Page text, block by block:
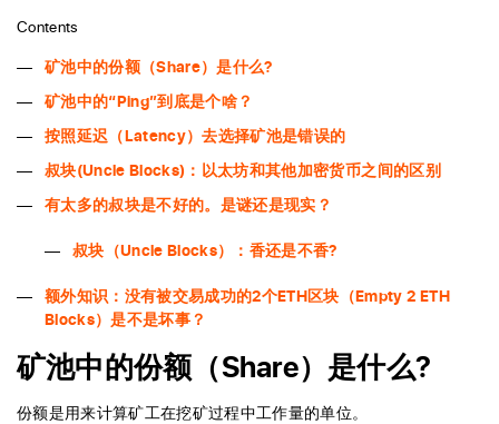
Contents
矿池中的份额（Share）是什么?
矿池中的“Ping”到底是个啥？
按照延迟（Latency）去选择矿池是错误的
叔块(Uncle Blocks)：以太坊和其他加密货币之间的区别
有太多的叔块是不好的。是谜还是现实？
叔块（Uncle Blocks）：香还是不香?
额外知识：没有被交易成功的2个ETH区块（Empty 2 ETH
Blocks）是不是坏事？
矿池中的份额（Share）是什么?
份额是用来计算矿工在挖矿过程中工作量的单位。